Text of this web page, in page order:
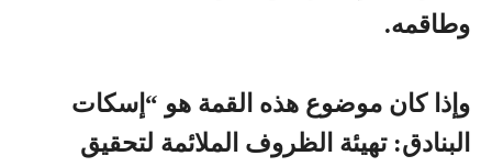
وطاقمه.
وإذا كان موضوع هذه القمة هو “إسكات
البنادق: تهيئة الظروف الملائمة لتحقيق